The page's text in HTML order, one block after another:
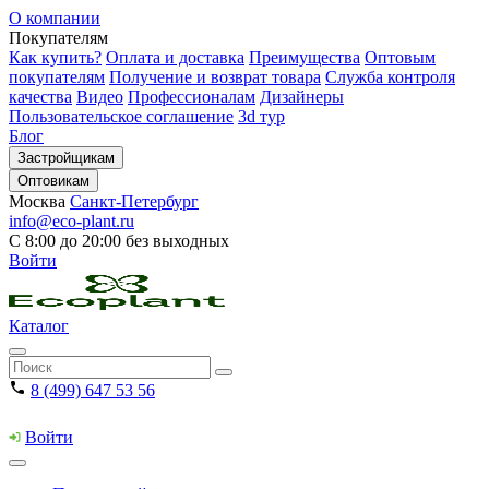
О компании
Покупателям
Как купить? Оплата и доставка Преимущества Оптовым
покупателям Получение и возврат товара Служба контроля
качества Видео Профессионалам Дизайнеры
Пользовательское соглашение 3d тур
Блог
Застройщикам
Оптовикам
Москва Санкт-Петербург
info@eco-plant.ru
С 8:00 до 20:00 без выходных
Войти
Каталог
8 (499) 647 53 56
Войти